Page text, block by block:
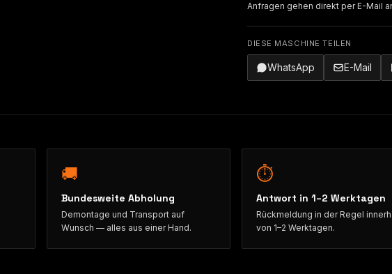
Anfragen gehen direkt per E-Mail
DIESE MASCHINE TEILEN
WhatsApp E-Mail
🚚
Bundesweite Abholung
Demontage und Transport auf
Wunsch — alles aus einer Hand.
⏱
Antwort in 1–2 Werktagen
Rückmeldung in der Regel
von 1–2 Werktagen.